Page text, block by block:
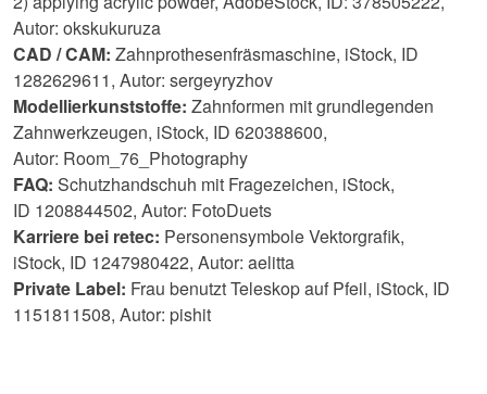
Autor: okskukuruza
CAD / CAM: Zahnprothesenfräsmaschine, iStock, ID
1282629611, Autor: sergeyryzhov
Modellierkunststoffe: Zahnformen mit grundlegenden
Zahnwerkzeugen, iStock, ID 620388600,
Autor: Room_76_Photography
FAQ: Schutzhandschuh mit Fragezeichen, iStock,
ID 1208844502, Autor: FotoDuets
Karriere bei retec: Personensymbole Vektorgrafik,
iStock, ID 1247980422, Autor: aelitta
Private Label: Frau benutzt Teleskop auf Pfeil, iStock, ID
1151811508, Autor: pishit